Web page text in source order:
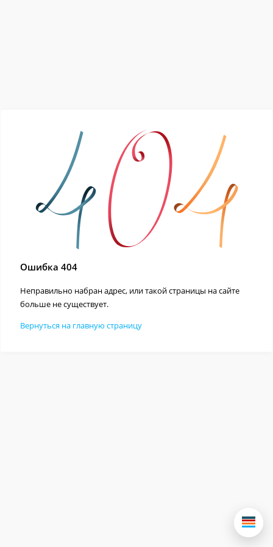
Ошибка 404
Неправильно набран адрес, или такой страницы на сайте
больше не существует.
Вернуться на главную страницу